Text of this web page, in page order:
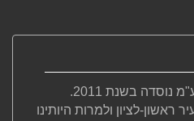
נוסדה בשנת 2011.
לציון ולמרות היותינו